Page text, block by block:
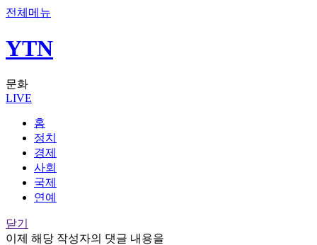
전체메뉴
YTN
문화
LIVE
홈
정치
경제
사회
국제
연예
닫기
이제 해당 작성자의 댓글 내용을